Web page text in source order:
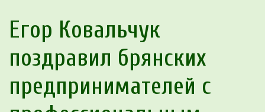
Егор Ковальчук
поздравил брянских
предпринимателей с